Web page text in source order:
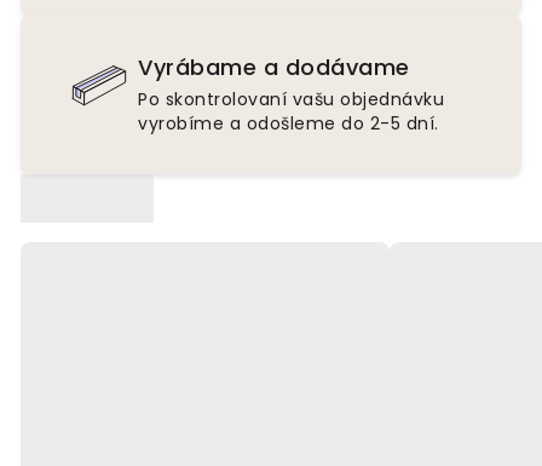
Vyrábame a dodávame
Po skontrolovaní vašu objednávku
vyrobíme a odošleme do 2-5 dní.